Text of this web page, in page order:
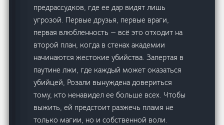
предрассудков, где ее дар видят лишь
угрозой. Первые друзья, первые враги,
первая влюбленность — всё это отходит на
второй план, когда в стенах академии
начинаются жестокие убийства. Запертая в
паутине лжи, где каждый может оказаться
убийцей, Розали вынуждена довериться
тому, кто ненавидел ее больше всех. Чтобы
выжить, ей предстоит разжечь пламя не
только магии, но и собственной воли.